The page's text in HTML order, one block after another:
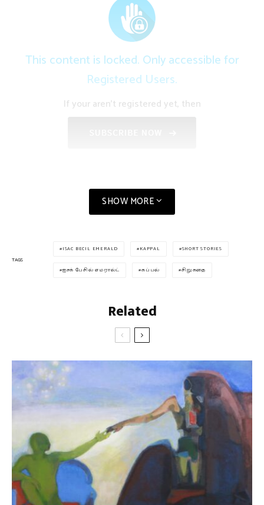
This content is locked. Only accessible for
Registered Users.
If your aren't registered yet, then
SHOW MORE
TAGS
ISAC BECIL EMERALD KAPPAL SHORT STORIES
ஐசக் பேசில் எமரால்ட் கப்பல் சிறுகதை
Related